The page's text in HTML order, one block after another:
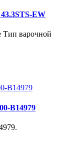
EW
Тип варочной
B14979